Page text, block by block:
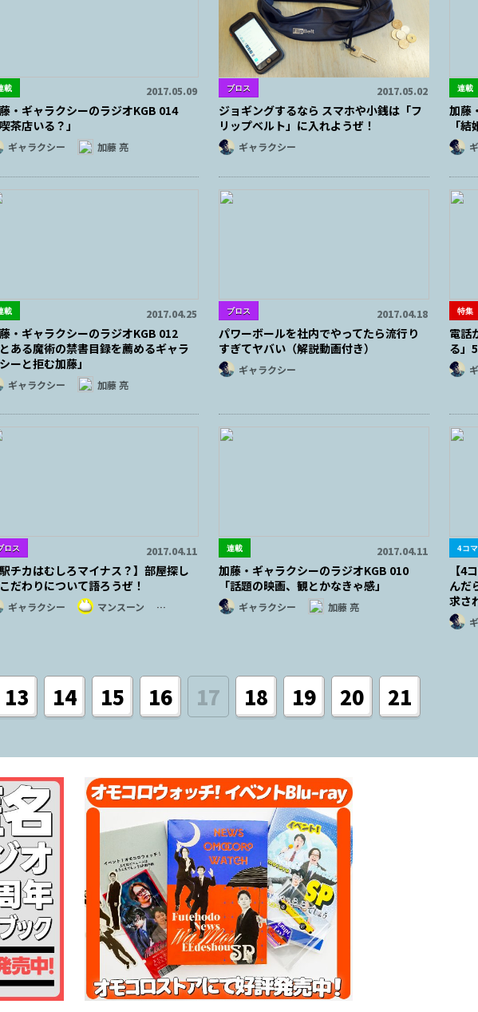
載 2017.05.09
・ギャラクシーのラジオKGB 014
喫茶店いる？」
ギャラクシー 加藤 亮
ブロス 2017.05.02
ジョギングするなら スマホや小銭は「フ
リップベルト」に入れようぜ！
ギャラクシー
連載
加藤
「
載 2017.04.25
・ギャラクシーのラジオKGB 012
とある魔術の禁書目録を薦めるギャラ
ーと拒む加藤」
ギャラクシー 加藤 亮
ブロス 2017.04.18
パワーボールを社内でやってたら流行り
すぎてヤバい（解説動画付き）
ギャラクシー
特集
電話
る」
ロス 2017.04.11
駅チカはむしろマイナス？】部屋探し
だわりについて語ろうぜ！
ギャラクシー マンスーン …
連載 2017.04.11
加藤・ギャラクシーのラジオKGB 010
「話題の映画、観とかなきゃ感」
ギャラクシー 加藤 亮
4コマ
【4
んだ
求さ
13 14 15 16 17 18 19 20 21